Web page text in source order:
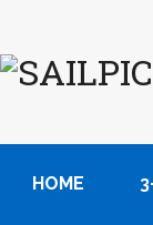
HOME